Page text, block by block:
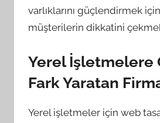
varlıklarını güçlendirmek
müşterilerin dikkatini
Yerel İşletmelere
Fark Yaratan
Yerel işletmeler için web